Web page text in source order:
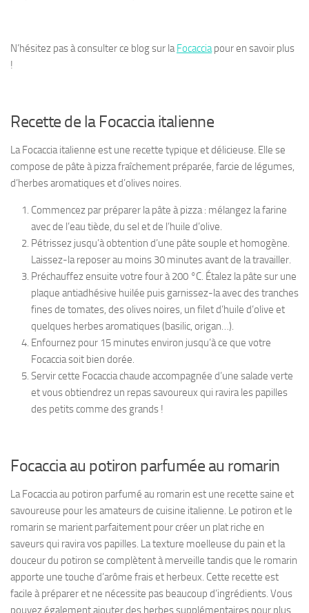
N’hésitez pas à consulter ce blog sur laFocacciapour en savoir plus
!
Recette de la Focaccia italienne
La Focaccia italienne est une recette typique et délicieuse. Elle se
compose de pâte à pizza fraîchement préparée, farcie de légumes,
d’herbes aromatiques et d’olives noires.
Commencez par préparer la pâte à pizza : mélangez la farine
avec de l’eau tiède, du sel et de l’huile d’olive.
Pétrissez jusqu’à obtention d’une pâte souple et homogène.
Laissez-la reposer au moins 30 minutes avant de la travailler.
Préchauffez ensuite votre four à 200 °C. Étalez la pâte sur une
plaque antiadhésive huilée puis garnissez-la avec des tranches
fines de tomates, des olives noires, un filet d’huile d’olive et
quelques herbes aromatiques (basilic, origan…).
Enfournez pour 15 minutes environ jusqu’à ce que votre
Focaccia soit bien dorée.
Servir cette Focaccia chaude accompagnée d’une salade verte
et vous obtiendrez un repas savoureux qui ravira les papilles
des petits comme des grands !
Focaccia au potiron parfumée au romarin
La Focaccia au potiron parfumé au romarin est une recette saine et
savoureuse pour les amateurs de cuisine italienne. Le potiron et le
romarin se marient parfaitement pour créer un plat riche en
saveurs qui ravira vos papilles. La texture moelleuse du pain et la
douceur du potiron se complètent à merveille tandis que le romarin
apporte une touche d’arôme frais et herbeux. Cette recette est
facile à préparer et ne nécessite pas beaucoup d’ingrédients. Vous
pouvez également ajouter des herbes supplémentaires pour plus